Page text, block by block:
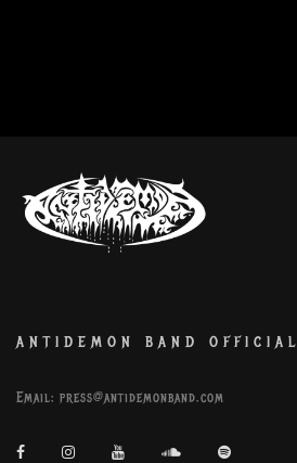
ANTIDEMON BAND OFFICIAL
Email: press@antidemonband.com